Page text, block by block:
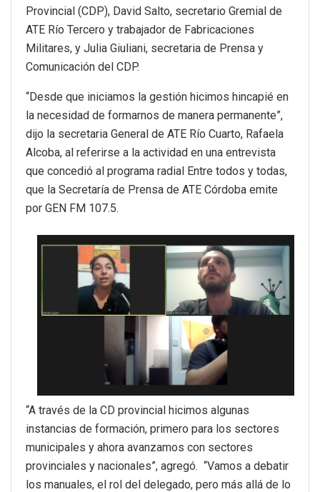
Provincial (CDP), David Salto, secretario Gremial de
ATE Río Tercero y trabajador de Fabricaciones
Militares, y Julia Giuliani, secretaria de Prensa y
Comunicación del CDP.
“Desde que iniciamos la gestión hicimos hincapié en
la necesidad de formarnos de manera permanente”,
dijo la secretaria General de ATE Río Cuarto, Rafaela
Alcoba, al referirse a la actividad en una entrevista
que concedió al programa radial Entre todos y todas,
que la Secretaría de Prensa de ATE Córdoba emite
por GEN FM 107.5.
“A través de la CD provincial hicimos algunas
instancias de formación, primero para los sectores
municipales y ahora avanzamos con sectores
provinciales y nacionales”, agregó. “Vamos a debatir
los manuales, el rol del delegado, pero más allá de lo